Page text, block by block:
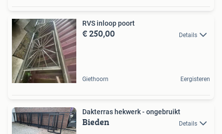
RVS inloop poort
€ 250,00 Details
Giethoorn Eergisteren
Dakterras hekwerk - ongebruikt
Bieden Details